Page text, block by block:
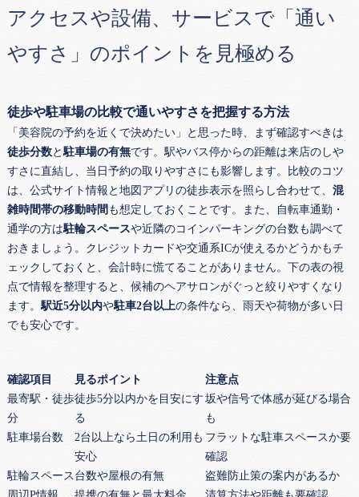
アクセスや設備、サービスで「通い
やすさ」のポイントを見極める
徒歩や駐車場の比較で通いやすさを把握する方法
「美容院の予約を近くで決めたい」と思った時、まず確認すべきは
徒歩分数と駐車場の有無です。駅やバス停からの距離は来店のしや
すさに直結し、当日予約の取りやすさにも影響します。比較のコツ
は、公式サイト情報と地図アプリの徒歩表示を照らし合わせて、 混
雑時間帯の移動時間 も想定しておくことです。また、自転車通勤・
通学の方は駐輪スペースや近隣のコインパーキングの台数も調べて
おきましょう。クレジットカードや交通系ICが使えるかどうかもチ
ェックしておくと、会計時に慌てることがありません。下の表の視
点で情報を整理すると、候補のヘアサロンがぐっと絞りやすくなり
ます。駅近5分以内や駐車2台以上の条件なら、雨天や荷物が多い日
でも安心です。
確認項目 見るポイント
注意点
最寄駅・徒歩
分
徒歩5分以内かを目安にす
る
坂や信号で体感が延びる場合
も
駐車場台数
2台以上なら土日の利用も
安心
フラットな駐車スペースか要
確認
駐輪スペース 台数や屋根の有無
盗難防止策の案内があるか